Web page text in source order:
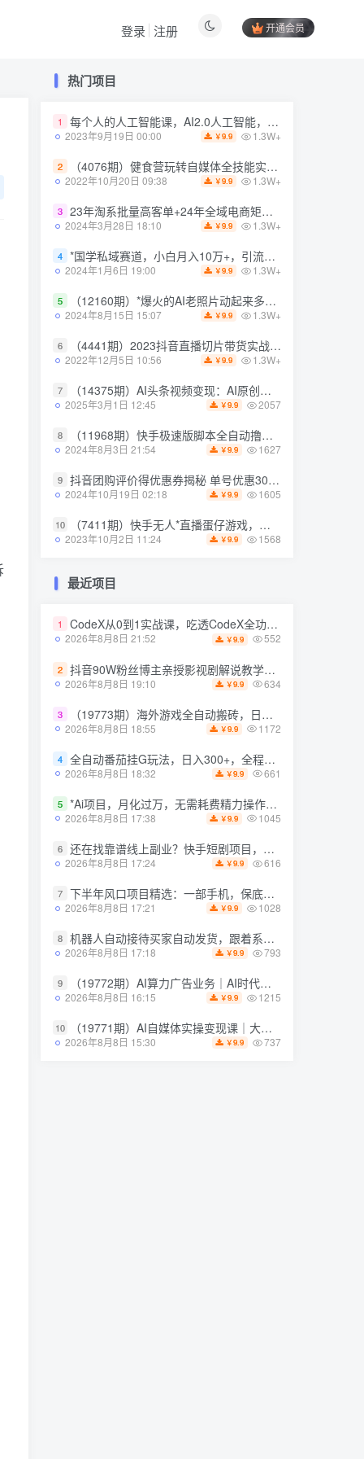
开通会员
登录 注册
热门项目
1 每个人的人工智能课，AI2.0人工智能，零基础入门
2023年9月19日 00:00 ￥9.9 1.3W+
2 （4076期）健食营玩转自媒体全技能实操，从无到有到精通，零基础也能打造*IP
2022年10月20日 09:38 ￥9.9 1.3W+
3 23年淘系批量高客单+24年全域电商矩阵，批量高客单线上课（109节课）
2024年3月28日 18:10 ￥9.9 1.3W+
4 *国学私域赛道，小白月入10万+，引流+转化完整流程【揭秘】
2024年1月6日 19:00 ￥9.9 1.3W+
5 （12160期）*爆火的AI老照片动起来多重变现教程，蹭热点日赚3000+，内含免费工具
2024年8月15日 15:07 ￥9.9 1.3W+
6 （4441期）2023抖音直播切片带货实战，0基础+零资源+零经验 月入10W+借力IP实现躺赚
2022年12月5日 10:56 ￥9.9 1.3W+
7 （14375期）AI头条视频变现：AI原创搬运玩法，无需剪辑，多平台发布，单号日入30-300
2025年3月1日 12:45 ￥9.9 2057
8 （11968期）快手极速版脚本全自动撸金看广告、刷视频单号收益50＋可批量操作
2024年8月3日 21:54 ￥9.9 1627
9 抖音团购评价得优惠券揭秘 单号优惠30-50 详细教程
2024年10月19日 02:18 ￥9.9 1605
10 （7411期）快手无人*直播蛋仔游戏，一天收入700+流程简单人人可做（送10G素材）
2023年10月2日 11:24 ￥9.9 1568
最近项目
1 CodeX从0到1实战课，吃透CodeX全功能，零基础AI开发实战，从部署到高阶项目一键落地
2026年8月8日 21:52 ￥9.9 552
2 抖音90W粉丝博主亲授影视剧解说教学，选剧选题+文案模板+AI指令+剪辑配音+封面全流程变现，解锁精选*收益
2026年8月8日 19:10 ￥9.9 634
3 （19773期）海外游戏全自动搬砖，日入1000+，全天无人值守，绿色稳定！
2026年8月8日 18:55 ￥9.9 1172
4 全自动番茄挂G玩法，日入300+，全程无需人工，一台电脑即可开展【揭秘】
2026年8月8日 18:32 ￥9.9 661
5 *Ai项目，月化过万，无需耗费精力操作，稳健实现每月增收
2026年8月8日 17:38 ￥9.9 1045
6 还在找靠谱线上副业？快手短剧项目，全程自动发布内容，不用熬夜做视频，轻松日入500+【揭秘】
2026年8月8日 17:24 ￥9.9 616
7 下半年风口项目精选：一部手机，保底日入500+，做就有收益，长期稳定！【揭秘】
2026年8月8日 17:21 ￥9.9 1028
8 机器人自动接待买家自动发货，跟着系统学拼多多虚拟月入1-5W【揭秘】
2026年8月8日 17:18 ￥9.9 793
9 （19772期）AI算力广告业务｜AI时代个人或工作室新赛道
2026年8月8日 16:15 ￥9.9 1215
10 （19771期）AI自媒体实操变现课｜大白话教学，从短剧漫剧到动画制作，零基础也能掌握*内容创作与变现全流程
2026年8月8日 15:30 ￥9.9 737
热门项目
1 每个人的人工智能课，AI2.0人工智能，零基础入门
2023年9月19日 00:00 ￥9.9 1.3W+
2 （4076期）健食营玩转自媒体全技能实操，从无到有到精通，零基础也能打造*IP
2022年10月20日 09:38 ￥9.9 1.3W+
3 23年淘系批量高客单+24年全域电商矩阵，批量高客单线上课（109节课）
2024年3月28日 18:10 ￥9.9 1.3W+
4 *国学私域赛道，小白月入10万+，引流+转化完整流程【揭秘】
2024年1月6日 19:00 ￥9.9 1.3W+
5 （12160期）*爆火的AI老照片动起来多重变现教程，蹭热点日赚3000+，内含免费工具
2024年8月15日 15:07 ￥9.9 1.3W+
6 （4441期）2023抖音直播切片带货实战，0基础+零资源+零经验 月入10W+借力IP实现躺赚
2022年12月5日 10:56 ￥9.9 1.3W+
7 （14375期）AI头条视频变现：AI原创搬运玩法，无需剪辑，多平台发布，单号日入30-300
2025年3月1日 12:45 ￥9.9 2057
8 （11968期）快手极速版脚本全自动撸金看广告、刷视频单号收益50＋可批量操作
2024年8月3日 21:54 ￥9.9 1627
9 抖音团购评价得优惠券揭秘 单号优惠30-50 详细教程
2024年10月19日 02:18 ￥9.9 1605
10 （7411期）快手无人*直播蛋仔游戏，一天收入700+流程简单人人可做（送10G素材）
2023年10月2日 11:24 ￥9.9 1568
最近项目
1 CodeX从0到1实战课，吃透CodeX全功能，零基础AI开发实战，从部署到高阶项目一键落地
2026年8月8日 21:52 ￥9.9 552
2 抖音90W粉丝博主亲授影视剧解说教学，选剧选题+文案模板+AI指令+剪辑配音+封面全流程变现，解锁精选*收益
2026年8月8日 19:10 ￥9.9 634
3 （19773期）海外游戏全自动搬砖，日入1000+，全天无人值守，绿色稳定！
2026年8月8日 18:55 ￥9.9 1172
4 全自动番茄挂G玩法，日入300+，全程无需人工，一台电脑即可开展【揭秘】
2026年8月8日 18:32 ￥9.9 661
5 *Ai项目，月化过万，无需耗费精力操作，稳健实现每月增收
2026年8月8日 17:38 ￥9.9 1045
6 还在找靠谱线上副业？快手短剧项目，全程自动发布内容，不用熬夜做视频，轻松日入500+【揭秘】
2026年8月8日 17:24 ￥9.9 616
7 下半年风口项目精选：一部手机，保底日入500+，做就有收益，长期稳定！【揭秘】
2026年8月8日 17:21 ￥9.9 1028
8 机器人自动接待买家自动发货，跟着系统学拼多多虚拟月入1-5W【揭秘】
2026年8月8日 17:18 ￥9.9 793
9 （19772期）AI算力广告业务｜AI时代个人或工作室新赛道
2026年8月8日 16:15 ￥9.9 1215
10 （19771期）AI自媒体实操变现课｜大白话教学，从短剧漫剧到动画制作，零基础也能掌握*内容创作与变现全流程
2026年8月8日 15:30 ￥9.9 737